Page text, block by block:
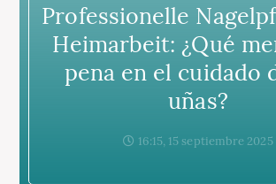
Professionelle
Heimarbeit: ¿Qué
pena en el cuidado
uñas?
16:15, 15 septiembre 2025